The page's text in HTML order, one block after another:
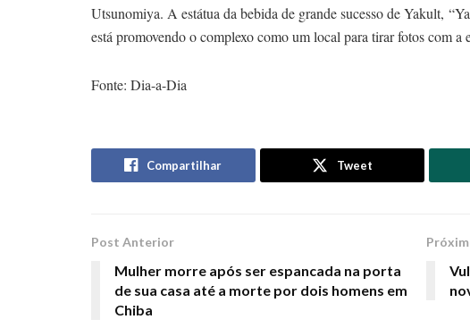
Utsunomiya. A estátua da bebida de grande sucesso de Yakult,
está promovendo o complexo como um local para tirar fotos com
Fonte: Dia-a-Dia
Compartilhar Tweet
Post Anterior
Mulher morre após ser espancada na porta
de sua casa até a morte por dois homens em
Chiba